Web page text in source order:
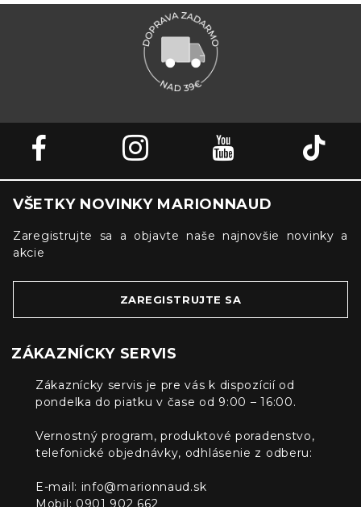
VŠETKY NOVINKY MARIONNAUD
Zaregistrujte sa a objavte naše najnovšie novinky a
akcie
ZAREGISTRUJTE SA
ZÁKAZNÍCKY SERVIS
Zákaznícky servis je pre vás k dispozícií od
pondelka do piatku v čase od 9:00 – 16:00.
Vernostný program, produktové poradenstvo,
telefonické objednávky, odhlásenie z odberu:
E-mail: info@marionnaud.sk
Mobil: 0901 902 662